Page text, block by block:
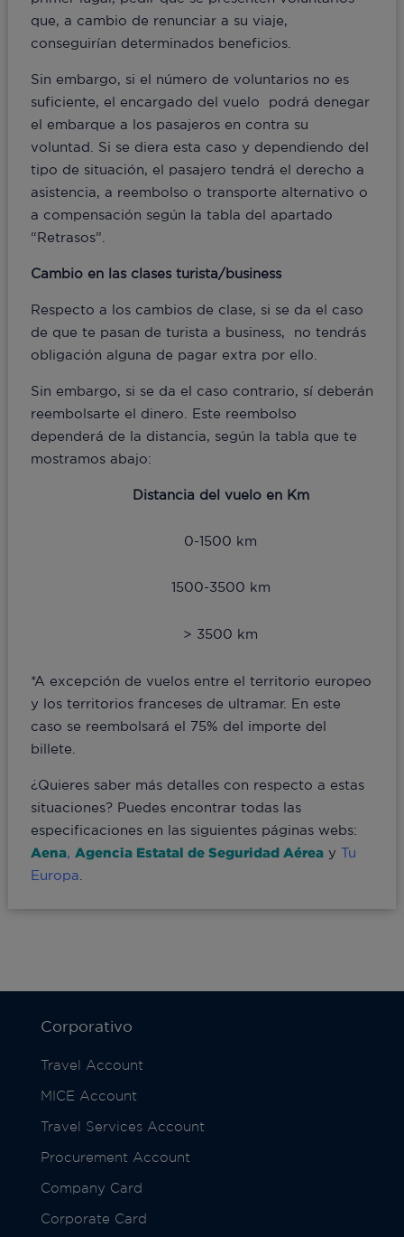
que, a cambio de renunciar a su viaje,
conseguirían determinados beneficios.
Sin embargo, si el número de voluntarios no es
suficiente, el encargado del vuelo podrá denegar
el embarque a los pasajeros en contra su
voluntad. Si se diera esta caso y dependiendo del
tipo de situación, el pasajero tendrá el derecho a
asistencia, a reembolso o transporte alternativo o
a compensación según la tabla del apartado
“Retrasos”.
Cambio en las clases turista/business
Respecto a los cambios de clase, si se da el caso
de que te pasan de turista a business, no tendrás
obligación alguna de pagar extra por ello.
Sin embargo, si se da el caso contrario, sí deberán
reembolsarte el dinero. Este reembolso
dependerá de la distancia, según la tabla que te
mostramos abajo:
Distancia del vuelo en Km
0-1500 km
1500-3500 km
> 3500 km
*A excepción de vuelos entre el territorio europeo
y los territorios franceses de ultramar. En este
caso se reembolsará el 75% del importe del
billete.
¿Quieres saber más detalles con respecto a estas
situaciones? Puedes encontrar todas las
especificaciones en las siguientes páginas webs:
Aena, Agencia Estatal de Seguridad Aéreay Tu
Europa
Corporativo
Travel Account
MICE Account
Travel Services Account
Procurement Account
Company Card
Corporate Card